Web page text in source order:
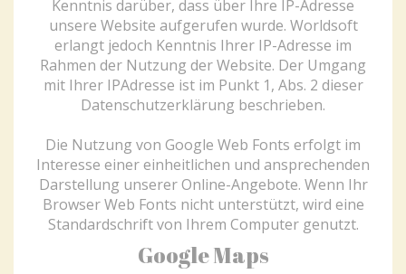
Kenntnis darüber, dass über Ihre IP-Adresse
unsere Website aufgerufen wurde. Worldsoft
erlangt jedoch Kenntnis Ihrer IP-Adresse im
Rahmen der Nutzung der Website. Der Umgang
mit Ihrer IPAdresse ist im Punkt 1, Abs. 2 dieser
Datenschutzerklärung beschrieben.
Die Nutzung von Google Web Fonts erfolgt im
Interesse einer einheitlichen und ansprechenden
Darstellung unserer Online-Angebote. Wenn Ihr
Browser Web Fonts nicht unterstützt, wird eine
Standardschrift von Ihrem Computer genutzt.
Google Maps